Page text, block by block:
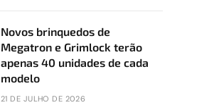
Novos brinquedos de
Megatron e Grimlock terão
apenas 40 unidades de cada
modelo
21 DE JULHO DE 2026